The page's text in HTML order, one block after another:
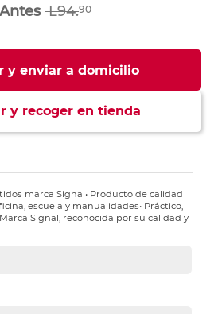
L94.90
y enviar a domicilio
y recoger en tienda
marca Signal• Producto de calidad
escuela y manualidades• Práctico,
Signal, reconocida por su calidad y